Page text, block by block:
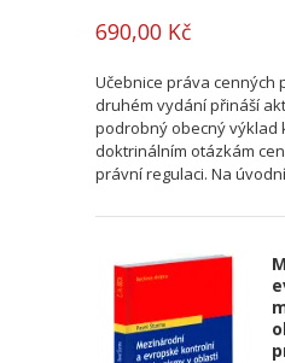
690,00 Kč
Učebnice práva cenných
druhém vydání přináší
podrobný obecný výklad
doktrinálním otázkám
právní regulaci. Na